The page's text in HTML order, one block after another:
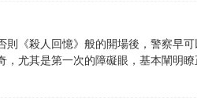
則《殺人回憶》般的開場後，警察早
，尤其是第一次的障礙眼，基本闡明